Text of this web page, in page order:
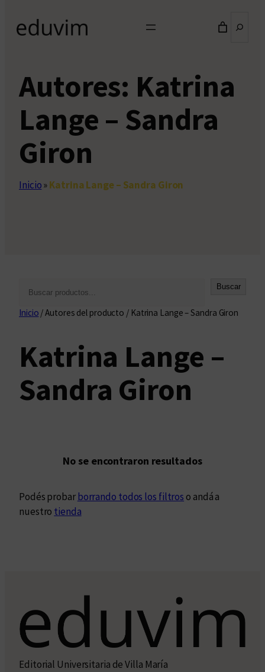
Autores: Katrina
Lange – Sandra
Giron
Inicio»Katrina Lange – Sandra Giron
s
a
Buscar
Inicio / Autores del producto / Katrina Lange – Sandra Giron
Katrina Lange –
Sandra Giron
No se encontraron resultados
Podés probarborrando todos los filtros o andá a
nuestro tienda
Editorial Universitaria de Villa María